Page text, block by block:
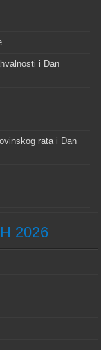
i Dan
rata i Dan
2026